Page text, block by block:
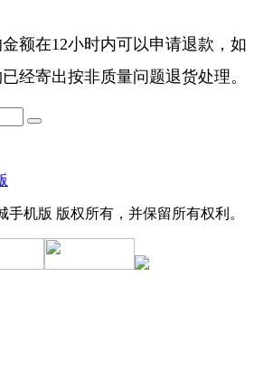
额在12小时内可以申请退款，如
经寄出按非质量问题退货处理。
手机版 版权所有，并保留所有权利。